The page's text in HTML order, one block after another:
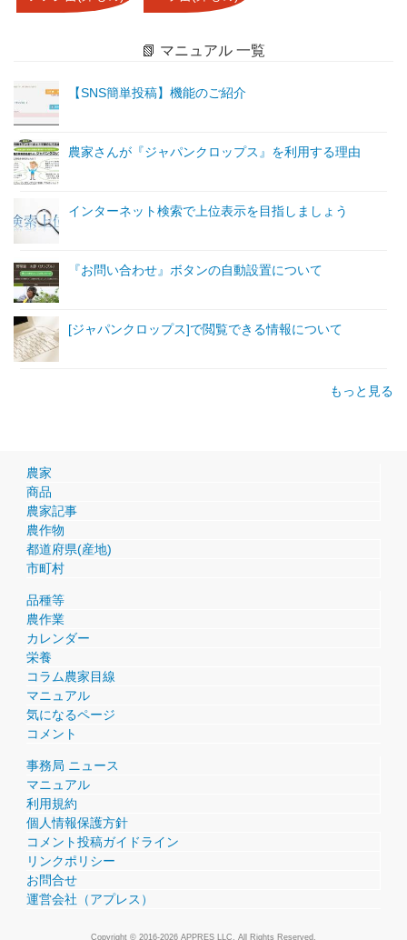
📗 マニュアル 一覧
【SNS簡単投稿】機能のご紹介
農家さんが『ジャパンクロップス』を利用する理由
インターネット検索で上位表示を目指しましょう
『お問い合わせ』ボタンの自動設置について
[ジャパンクロップス]で閲覧できる情報について
もっと見る
農家
商品
農家記事
農作物
都道府県(産地)
市町村
品種等
農作業
カレンダー
栄養
コラム農家目線
マニュアル
気になるページ
コメント
事務局 ニュース
マニュアル
利用規約
個人情報保護方針
コメント投稿ガイドライン
リンクポリシー
お問合せ
運営会社（アプレス）
Copyright © 2016-2026 APPRES LLC. All Rights Reserved.